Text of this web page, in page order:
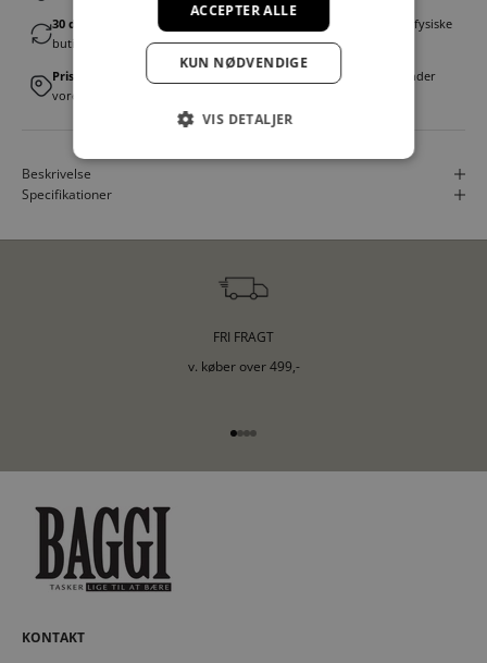
30 dages fortrydelsesret
│Byt eller returner gratis i en af vores fysiske
butikker
Prismatch
│Vi tilbyder landsdækkende prisgaranti. Læs mere under
vores FAQ
Beskrivelse
Specifikationer
FRI FRAGT
v. køber over 499,-
Gå til element 1
Gå til element 2
Gå til element 3
Gå til element 4
KONTAKT
ACCEPTER ALLE
KUN NØDVENDIGE
VIS DETALJER